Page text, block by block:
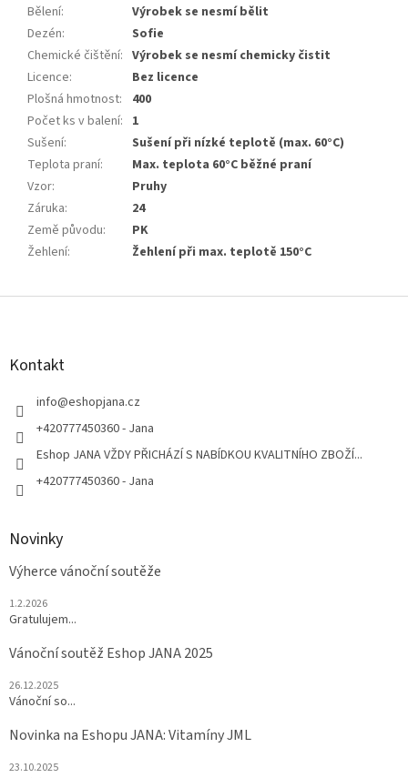
Bělení:
Výrobek se nesmí bělit
Dezén:
Sofie
Chemické čištění: Výrobek se nesmí chemicky čistit
Licence:
Bez licence
Plošná hmotnost:
400
Počet ks v balení: 1
Sušení:
Sušení při nízké teplotě (max. 60°C)
Teplota praní:
Max. teplota 60°C běžné praní
Vzor:
Pruhy
Záruka:
24
Země původu:
PK
Žehlení: Žehlení při max. teplotě 150°C
Z
Kontakt
info@eshopjana.cz
+420777450360 - Jana
Eshop JANA VŽDY PŘICHÁZÍ S NABÍDKOU KVALITNÍHO ZBOŽÍ...
+420777450360 - Jana
Novinky
Výherce vánoční soutěže
1.2.2026
Gratulujem...
Vánoční soutěž Eshop JANA 2025
26.12.2025
Vánoční so...
Novinka na Eshopu JANA: Vitamíny JML
23.10.2025